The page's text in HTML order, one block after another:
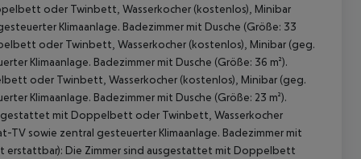
oder Twinbett, Wasserkocher (kostenlos), Minibar
Klimaanlage. Badezimmer mit Dusche (Größe: 33
oder Twinbett, Wasserkocher (kostenlos), Minibar (geg.
Klimaanlage. Badezimmer mit Dusche (Größe: 36 m²).
oder Twinbett, Wasserkocher (kostenlos), Minibar (geg.
Klimaanlage. Badezimmer mit Dusche (Größe: 23 m²).
mit Doppelbett oder Twinbett, Wasserkocher
TV sowie zentral gesteuerter Klimaanlage. Badezimmer mit
erstattbar): Die Zimmer sind ausgestattet mit Doppelbett